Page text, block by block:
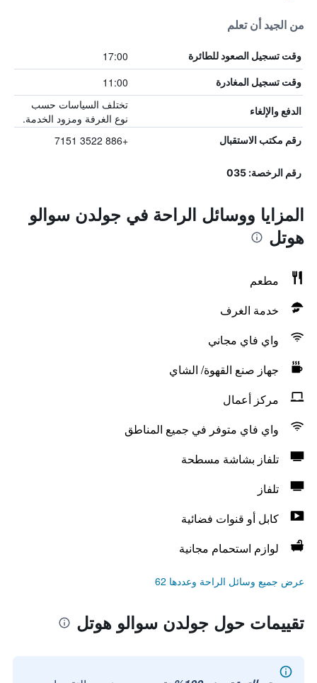
من الجيد أن تعلم
وقت تسجيل الصعود للطائرة 17:00
وقت تسجيل المغادرة 11:00
الدفع والإلغاء
تختلف السياسات حسب
نوع الغرفة ومزود الخدمة.
رقم مكتب الاستقبال +886 3522 7151
رقم الرخصة: 035
المزايا ووسائل الراحة في جولدن سوالو
هوتل
مطعم
خدمة الغرف
واي فاي مجاني
جهاز صنع القهوة/ الشاي
مركز أعمال
واي فاي متوفر في جميع المناطق
تلفاز بشاشة مسطحة
تلفاز
كابل أو قنوات فضائية
لوازم استحمام مجانية
عرض جميع وسائل الراحة وعددها 62
تقييمات حول جولدن سوالو هوتل